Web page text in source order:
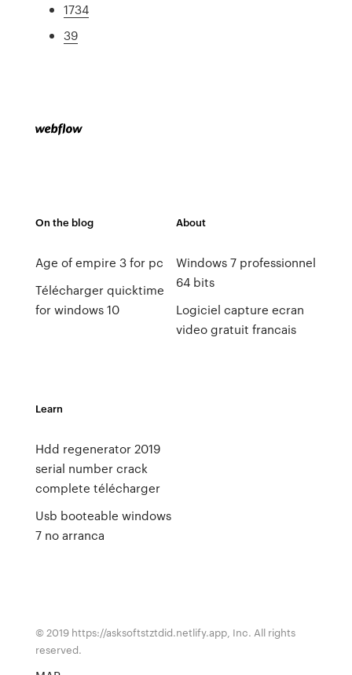
1734
39
On the blog
Age of empire 3 for pc
Télécharger quicktime
for windows 10
About
Windows 7 professionnel
64 bits
Logiciel capture ecran
video gratuit francais
Learn
Hdd regenerator 2019
serial number crack
complete télécharger
Usb booteable windows
7 no arranca
© 2019 https://asksoftstztdid.netlify.app, Inc. All rights
reserved.